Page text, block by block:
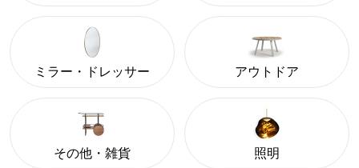
ミラー・ドレッサー アウトドア
その他・雑貨 照明